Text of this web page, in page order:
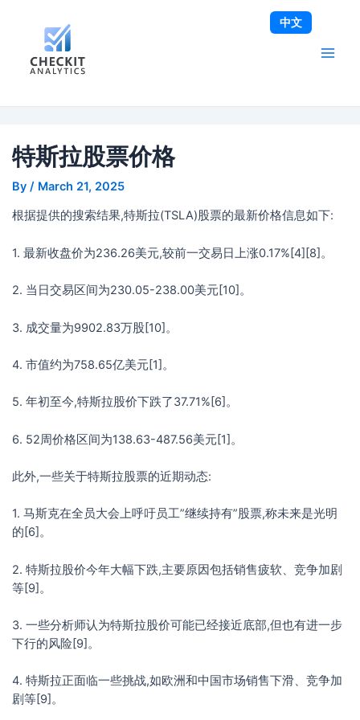
特斯拉股票价格
By / March 21, 2025
根据提供的搜索结果,特斯拉(TSLA)股票的最新价格信息如下:
1. 最新收盘价为236.26美元,较前一交易日上涨0.17%[4][8]。
2. 当日交易区间为230.05-238.00美元[10]。
3. 成交量为9902.83万股[10]。
4. 市值约为758.65亿美元[1]。
5. 年初至今,特斯拉股价下跌了37.71%[6]。
6. 52周价格区间为138.63-487.56美元[1]。
此外,一些关于特斯拉股票的近期动态:
1. 马斯克在全员大会上呼吁员工”继续持有”股票,称未来是光明
的[6]。
2. 特斯拉股价今年大幅下跌,主要原因包括销售疲软、竞争加剧
等[9]。
3. 一些分析师认为特斯拉股价可能已经接近底部,但也有进一步
下行的风险[9]。
4. 特斯拉正面临一些挑战,如欧洲和中国市场销售下滑、竞争加
剧等[9]。
navigation
中文